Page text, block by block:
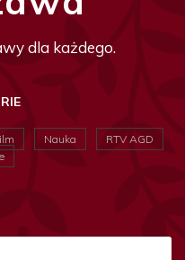
dla każdego.
Nauka
RTV AGD